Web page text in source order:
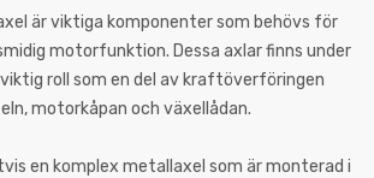
är viktiga komponenter som behövs för
motorfunktion. Dessa axlar finns under
roll som en del av kraftöverföringen
motorkåpan och växellådan.
en komplex metallaxel som är monterad i